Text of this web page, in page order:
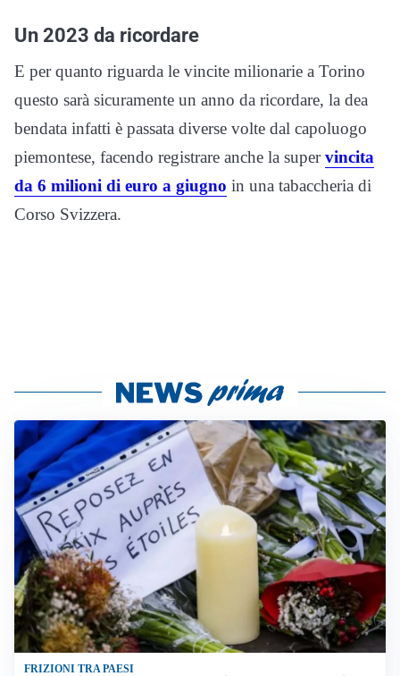
Un 2023 da ricordare
E per quanto riguarda le vincite milionarie a Torino
questo sarà sicuramente un anno da ricordare, la dea
bendata infatti è passata diverse volte dal capoluogo
piemontese, facendo registrare anche la supervincita
da 6 milioni di euro a giugno in una tabaccheria di
Corso Svizzera.
FRIZIONI TRA PAESI